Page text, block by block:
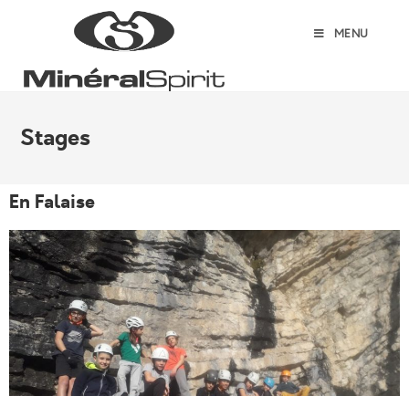
MENU
Stages
En Falaise